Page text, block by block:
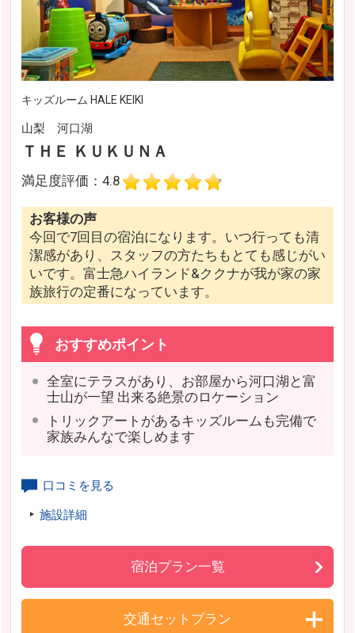
キッズルーム HALE KEIKI
山梨 河口湖
ＴＨＥ ＫＵＫＵＮＡ
満足度評価：4.8
お客様の声
今回で7回目の宿泊になります。いつ行っても清
潔感があり、スタッフの方たちもとても感じがい
いです。富士急ハイランド&ククナが我が家の家
族旅行の定番になっています。
おすすめポイント
全室にテラスがあり、お部屋から河口湖と富
士山が一望 出来る絶景のロケーション
トリックアートがあるキッズルームも完備で
家族みんなで楽しめます
口コミを見る
施設詳細
宿泊プラン一覧
交通セットプラン